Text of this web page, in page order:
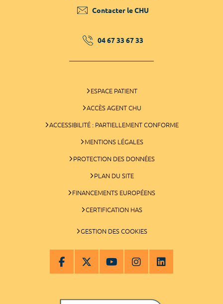
Contacter le CHU
04 67 33 67 33
ESPACE PATIENT
ACCÈS AGENT CHU
ACCESSIBILITÉ : PARTIELLEMENT CONFORME
MENTIONS LÉGALES
PROTECTION DES DONNÉES
PLAN DU SITE
FINANCEMENTS EUROPÉENS
CERTIFICATION HAS
GESTION DES COOKIES